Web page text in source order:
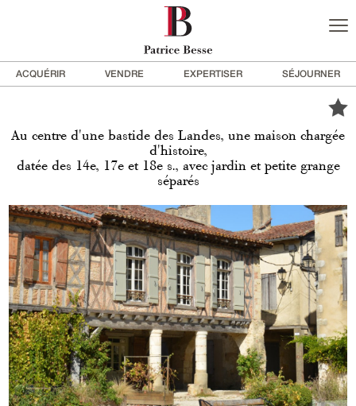
ACQUÉRIR VENDRE EXPERTISER SÉJOURNER
Au centre d'une bastide des Landes, une maison chargée
d'histoire,
datée des 14e, 17e et 18e s., avec jardin et petite grange
séparés